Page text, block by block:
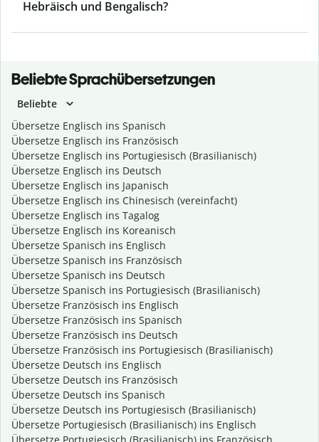
Hebräisch und Bengalisch?
Beliebte Sprachübersetzungen
Beliebte
Übersetze Englisch ins Spanisch
Übersetze Englisch ins Französisch
Übersetze Englisch ins Portugiesisch (Brasilianisch)
Übersetze Englisch ins Deutsch
Übersetze Englisch ins Japanisch
Übersetze Englisch ins Chinesisch (vereinfacht)
Übersetze Englisch ins Tagalog
Übersetze Englisch ins Koreanisch
Übersetze Spanisch ins Englisch
Übersetze Spanisch ins Französisch
Übersetze Spanisch ins Deutsch
Übersetze Spanisch ins Portugiesisch (Brasilianisch)
Übersetze Französisch ins Englisch
Übersetze Französisch ins Spanisch
Übersetze Französisch ins Deutsch
Übersetze Französisch ins Portugiesisch (Brasilianisch)
Übersetze Deutsch ins Englisch
Übersetze Deutsch ins Französisch
Übersetze Deutsch ins Spanisch
Übersetze Deutsch ins Portugiesisch (Brasilianisch)
Übersetze Portugiesisch (Brasilianisch) ins Englisch